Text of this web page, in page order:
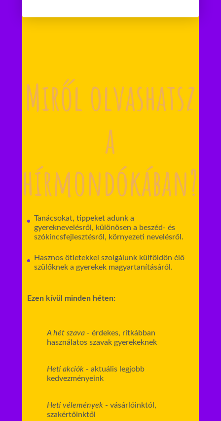
Miről olvashatsz
a
hírmondókában?
Tanácsokat, tippeket adunk a
gyereknevelésről, különösen a beszéd- és
szókincsfejlesztésről, környezeti nevelésről.
Hasznos ötletekkel szolgálunk külföldön élő
szülőknek a gyerekek magyartanításáról.
Ezen kívül minden héten:
A hét szava- érdekes, ritkábban
használatos szavak gyerekeknek
Heti akciók- aktuális legjobb
kedvezményeink
Heti vélemények- vásárlóinktól,
szakértőinktől